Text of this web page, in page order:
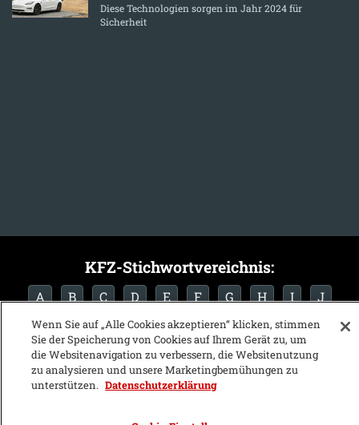
Diese Technologien sorgen im Jahr 2024 für
Sicherheit
KFZ-Stichwortvereichnis:
A B C D E F G H I
J
K
L M N O P Q R S
U
V W X Y Z
Wenn Sie auf „Alle Cookies akzeptieren“ klicken, stimmen
Sie der Speicherung von Cookies auf Ihrem Gerät zu, um
die Websitenavigation zu verbessern, die Websitenutzung
zu analysieren und unsere Marketingbemühungen zu
unterstützen. Datenschutzerklärung